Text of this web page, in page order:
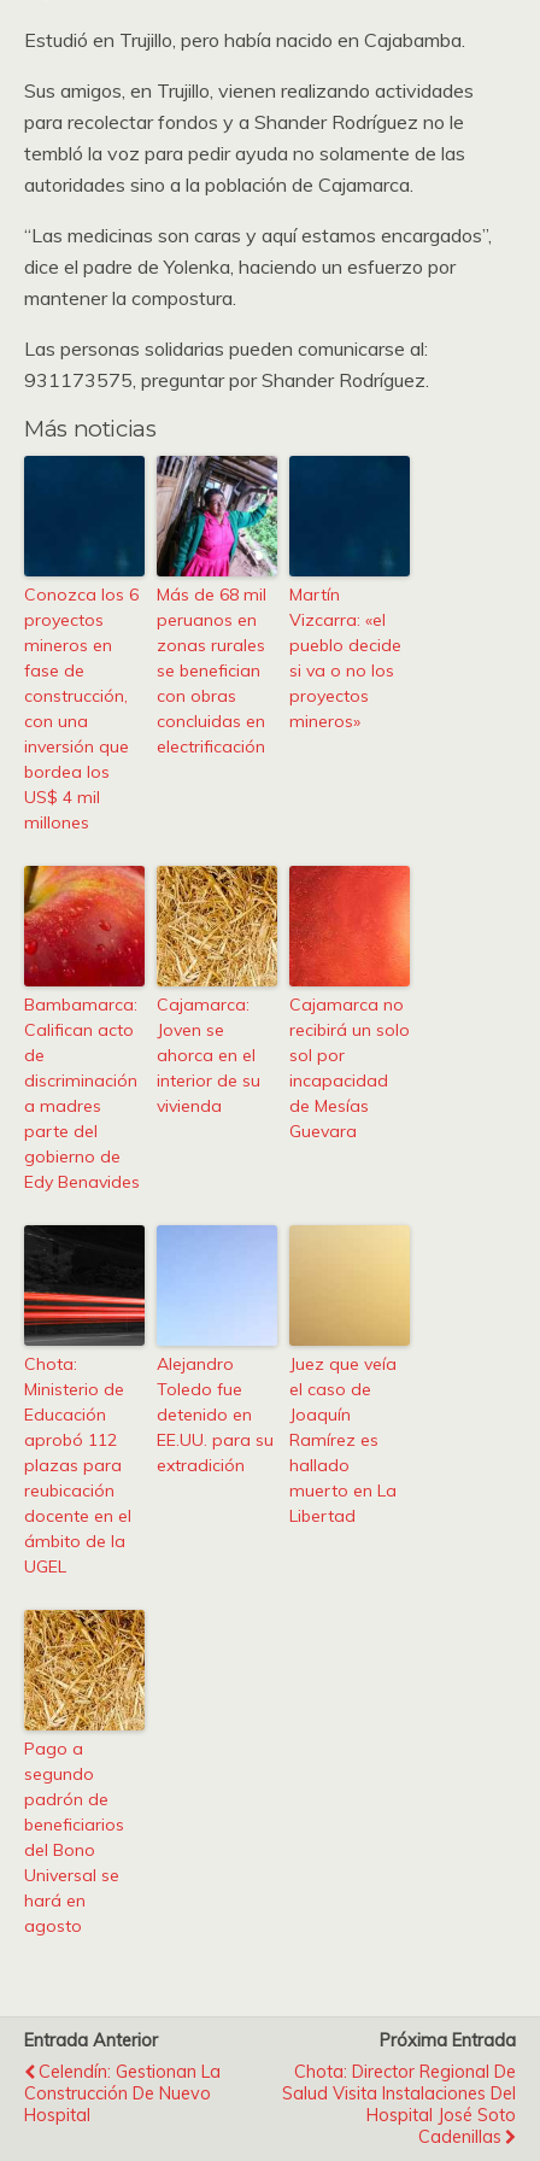
Estudió en Trujillo, pero había nacido en Cajabamba.
Sus amigos, en Trujillo, vienen realizando actividades
para recolectar fondos y a Shander Rodríguez no le
tembló la voz para pedir ayuda no solamente de las
autoridades sino a la población de Cajamarca.
“Las medicinas son caras y aquí estamos encargados”,
dice el padre de Yolenka, haciendo un esfuerzo por
mantener la compostura.
Las personas solidarias pueden comunicarse al:
931173575, preguntar por Shander Rodríguez.
Más noticias
Conozca los 6
proyectos
mineros en
fase de
construcción,
con una
inversión que
bordea los
US$ 4 mil
millones
Más de 68 mil
peruanos en
zonas rurales
se benefician
con obras
concluidas en
electrificación
Martín
Vizcarra: «el
pueblo decide
si va o no los
proyectos
mineros»
Bambamarca:
Califican acto
de
discriminación
a madres
parte del
gobierno de
Edy Benavides
Cajamarca:
Joven se
ahorca en el
interior de su
vivienda
Cajamarca no
recibirá un solo
sol por
incapacidad
de Mesías
Guevara
Chota:
Ministerio de
Educación
aprobó 112
plazas para
reubicación
docente en el
ámbito de la
UGEL
Alejandro
Toledo fue
detenido en
EE.UU. para su
extradición
Juez que veía
el caso de
Joaquín
Ramírez es
hallado
muerto en La
Libertad
Pago a
segundo
padrón de
beneficiarios
del Bono
Universal se
hará en
agosto
Entrada Anterior
Celendín: Gestionan La
Construcción De Nuevo
Hospital
Próxima Entrada
Chota: Director Regional De
Salud Visita Instalaciones Del
Hospital José Soto
Cadenillas